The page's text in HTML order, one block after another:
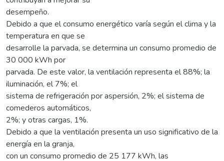
desempeño.
Debido a que el consumo energético varía según el clima y la
temperatura en que se
desarrolle la parvada, se determina un consumo promedio de
30 000 kWh por
parvada. De este valor, la ventilación representa el 88%; la
iluminación, el 7%; el
sistema de refrigeración por aspersión, 2%; el sistema de
comederos automáticos,
2%; y otras cargas, 1%.
Debido a que la ventilación presenta un uso significativo de la
energía en la granja,
con un consumo promedio de 25 177 kWh, las